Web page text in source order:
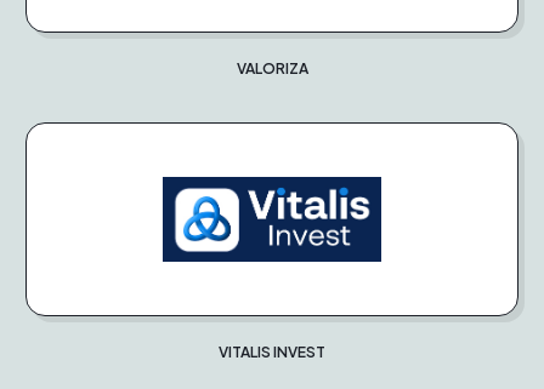
VALORIZA
VITALIS INVEST